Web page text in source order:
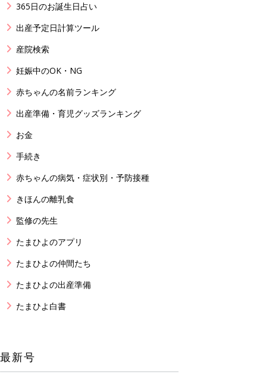
365日のお誕生日占い
出産予定日計算ツール
産院検索
妊娠中のOK・NG
赤ちゃんの名前ランキング
出産準備・育児グッズランキング
お金
手続き
赤ちゃんの病気・症状別・予防接種
きほんの離乳食
監修の先生
たまひよのアプリ
たまひよの仲間たち
たまひよの出産準備
たまひよ白書
最新号